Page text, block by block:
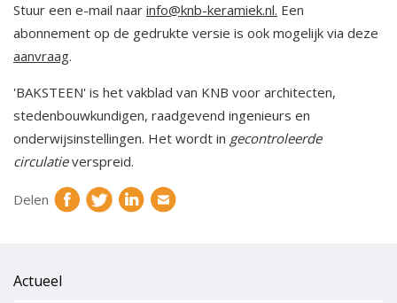
Actueel
Stuur een e-mail naar info@knb-keramiek.nl. Een
abonnement op de gedrukte versie is ook mogelijk via deze
aanvraag.
'BAKSTEEN' is het vakblad van KNB voor architecten,
stedenbouwkundigen, raadgevend ingenieurs en
onderwijsinstellingen. Het wordt in gecontroleerde
circulatieverspreid.
Delen